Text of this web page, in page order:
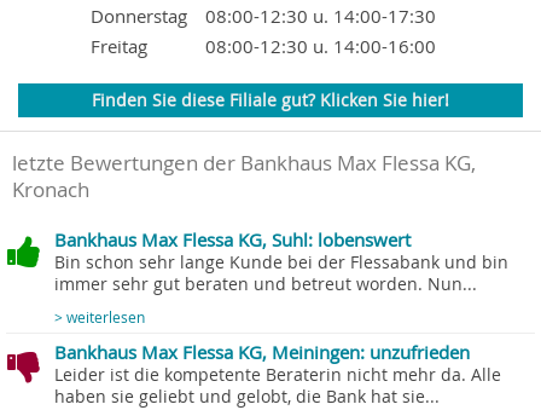
Donnerstag
08:00-12:30 u. 14:00-17:30
Freitag
08:00-12:30 u. 14:00-16:00
Finden Sie diese Filiale gut? Klicken Sie hier!
letzte Bewertungen der Bankhaus Max Flessa KG,
Kronach
Bankhaus Max Flessa KG, Suhl: lobenswert
Bin schon sehr lange Kunde bei der Flessabank und bin
immer sehr gut beraten und betreut worden. Nun...
> weiterlesen
Bankhaus Max Flessa KG, Meiningen: unzufrieden
Leider ist die kompetente Beraterin nicht mehr da. Alle
haben sie geliebt und gelobt, die Bank hat sie...